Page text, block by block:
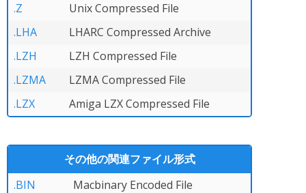
.Z
Unix Compressed File
.LHA
LHARC Compressed Archive
.LZH
LZH Compressed File
.LZMA
LZMA Compressed File
.LZX
Amiga LZX Compressed File
その他の関連ファイル形式
.BIN
Macbinary Encoded File